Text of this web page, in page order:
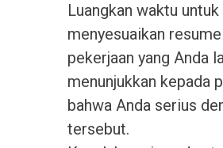
Luangkan waktu untuk
menyesuaikan
pekerjaan yang Anda
menunjukkan kepada
bahwa Anda serius
tersebut.